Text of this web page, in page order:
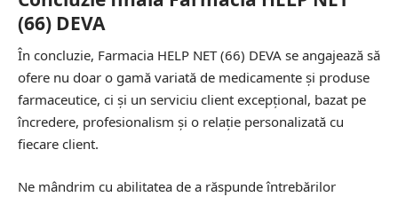
(66) DEVA
În concluzie, Farmacia HELP NET (66) DEVA se angajează să
ofere nu doar o gamă variată de medicamente și produse
farmaceutice, ci și un serviciu client excepțional, bazat pe
încredere, profesionalism și o relație personalizată cu
fiecare client.
Ne mândrim cu abilitatea de a răspunde întrebărilor